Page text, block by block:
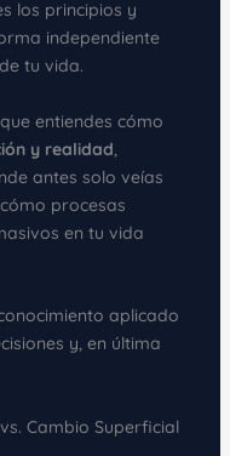
los principios y
independiente
tu vida.
entiendes cómo
y realidad,
antes solo veías
procesas
en tu vida
aplicado
y, en última
Cambio Superficial